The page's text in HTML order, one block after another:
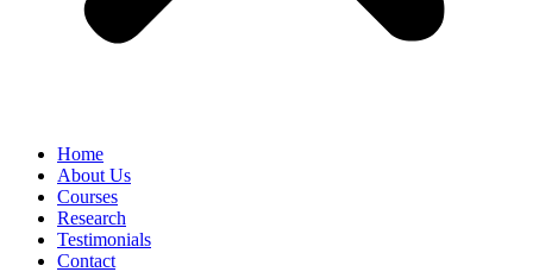
Home
About Us
Courses
Research
Testimonials
Contact